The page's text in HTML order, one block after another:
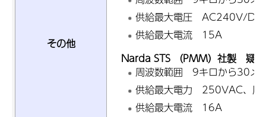
その他
供給最大電圧 AC240V/
供給最大電流 15A
Narda STS （PMM）社製 疑
周波数範囲 9キロから30メ
供給最大電力 250VAC、
供給最大電流 16A